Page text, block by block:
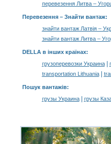
перевезення Литва –
Перевезення – Знайти вантаж:
знайти вантаж Латвія –
знайти вантаж Литва –
DELLA в інших країнах:
грузоперевозки Украина|
transportation Lithuania|
Пошук вантажів:
грузы Украина| грузы